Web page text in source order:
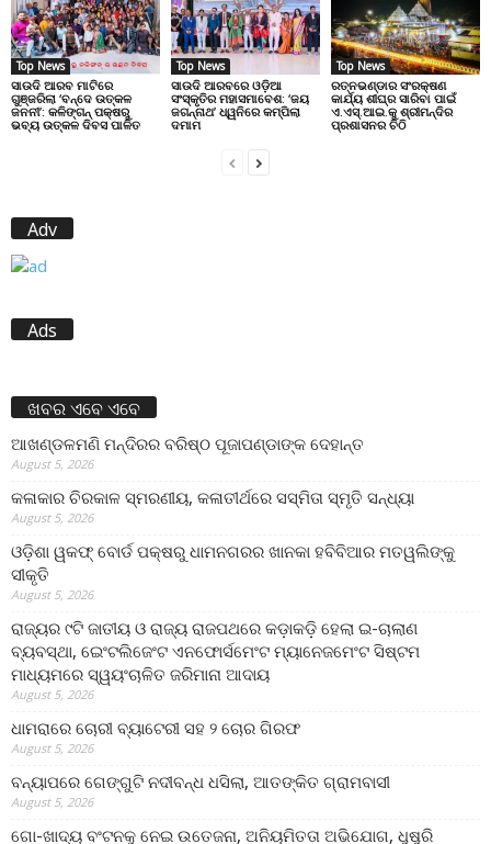
Top News
ସାଉଦି ଆରବ ମାଟିରେ
ଗୁଞ୍ଜରିଲା ‘ବନ୍ଦେ ଉତ୍କଳ
ଜନନୀ’: କଳିଙ୍ଗନ୍ ପକ୍ଷରୁ
ଭବ୍ୟ ଉତ୍କଳ ଦିବସ ପାଳିତ
Top News
ସାଉଦି ଆରବରେ ଓଡ଼ିଆ
ସଂସ୍କୃତିର ମହାସମାବେଶ: ‘ଜୟ
ଜଗନ୍ନାଥ’ ଧ୍ୱନିରେ କମ୍ପିଲା
ଦମାମ
Top News
ରତ୍ନଭଣ୍ଡାର ସଂରକ୍ଷଣ
କାର୍ଯ୍ୟ ଶୀଘ୍ର ସାରିବା ପାଇଁ
ଏ.ଏସ୍.ଆଇ.କୁ ଶ୍ରୀମନ୍ଦିର
ପ୍ରଶାସନର ଚିଠି
Adv
Ads
ଖବର ଏବେ ଏବେ
ଆଖଣ୍ଡଳମଣି ମନ୍ଦିରର ବରିଷ୍ଠ ପୂଜାପଣ୍ଡାଙ୍କ ଦେହାନ୍ତ
August 5, 2026
କଳାକାର ଚିରକାଳ ସ୍ମରଣୀୟ, କଳାତୀର୍ଥରେ ସସ୍ମିତା ସ୍ମୃତି ସନ୍ଧ୍ୟା
August 5, 2026
ଓଡ଼ିଶା ୱକଫ୍ ବୋର୍ଡ ପକ୍ଷରୁ ଧାମନଗରର ଖାନକା ହବିବିଆର ମତୱଲିଙ୍କୁ
ସୀକୃତି
August 5, 2026
ରାଜ୍ୟର ୯ଟି ଜାତୀୟ ଓ ରାଜ୍ୟ ରାଜପଥରେ କଡ଼ାକଡ଼ି ହେଲା ଇ-ଚାଲାଣ
ବ୍ୟବସ୍ଥା, ଇେଂଟଲିଜେଂଟ ଏନଫୋର୍ସମେଂଟ ମ୍ୟାନେଜମେଂଟ ସିଷ୍ଟମ
ମାଧ୍ୟମରେ ସ୍ୱୟଂଚାଳିତ ଜରିମାନା ଆଦାୟ
August 5, 2026
ଧାମରାରେ ଚୋରୀ ବ୍ୟାଟେରୀ ସହ ୨ ଚୋର ଗିରଫ
August 5, 2026
ବନ୍ୟାପରେ ଗେଙ୍ଗୁଟି ନଦୀବନ୍ଧ ଧସିଲା, ଆତଙ୍କିତ ଗ୍ରାମବାସୀ
August 5, 2026
ଗୋ-ଖାଦ୍ୟ ବଂଟନକୁ ନେଇ ଉତେଜନା, ଅନିୟମିତତା ଅଭିଯୋଗ, ଧୁଷୁରି